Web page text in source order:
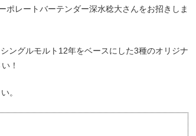
レートバーテンダー深水稔大さんをお招きしま
ングルモルト12年をベースにした3種のオリジナ
！
。